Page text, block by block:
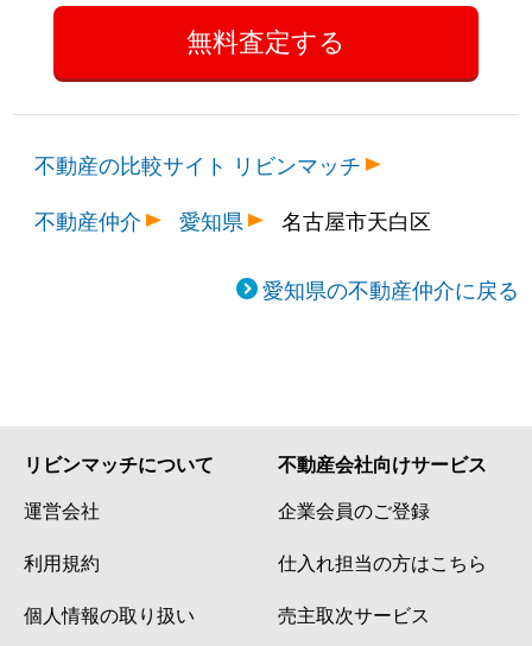
不動産の比較サイト リビンマッチ
不動産仲介
愛知県 名古屋市天白区
愛知県の不動産仲介に戻る
リビンマッチについて
運営会社
利用規約
個人情報の取り扱い
不動産会社向けサービス
企業会員のご登録
仕入れ担当の方はこちら
売主取次サービス